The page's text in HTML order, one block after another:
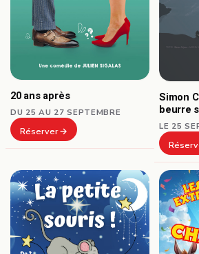
20 ans après
DU 25 AU 27 SEPTEMBRE
Réserver
Simon
beurre
LE 25